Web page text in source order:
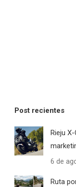
Post recientes
Rieju
6 de
Ruta